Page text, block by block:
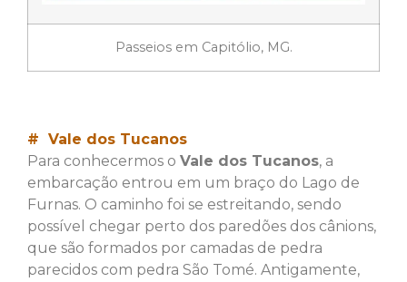
Passeios em Capitólio, MG.
# Vale dos Tucanos
Para conhecermos o Vale dos Tucanos, a
embarcação entrou em um braço do Lago de
Furnas. O caminho foi se estreitando, sendo
possível chegar perto dos paredões dos cânions,
que são formados por camadas de pedra
parecidos com pedra São Tomé. Antigamente,